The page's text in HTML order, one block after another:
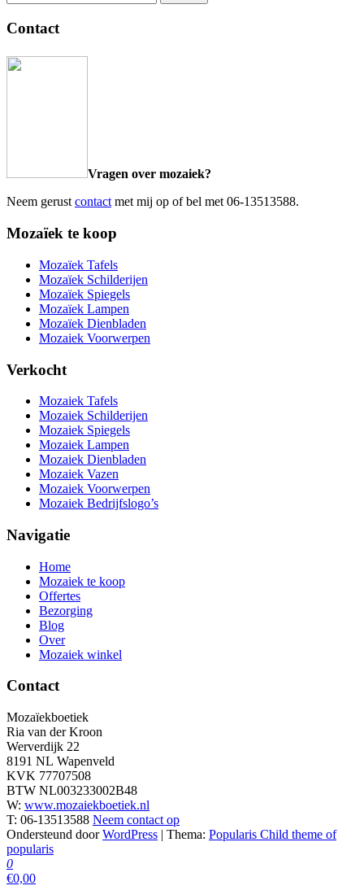
naar:
Contact
Vragen over mozaiek?
Neem gerust contact met mij op of bel met 06-13513588.
Mozaïek te koop
Mozaïek Tafels
Mozaïek Schilderijen
Mozaïek Spiegels
Mozaïek Lampen
Mozaïek Dienbladen
Mozaiek Voorwerpen
Verkocht
Mozaiek Tafels
Mozaiek Schilderijen
Mozaiek Spiegels
Mozaiek Lampen
Mozaiek Dienbladen
Mozaiek Vazen
Mozaiek Voorwerpen
Mozaiek Bedrijfslogo’s
Navigatie
Home
Mozaiek te koop
Offertes
Bezorging
Blog
Over
Mozaiek winkel
Contact
Mozaïekboetiek
Ria van der Kroon
Werverdijk 22
8191 NL Wapenveld
KVK 77707508
BTW NL003233002B48
W: www.mozaiekboetiek.nl
T: 06-13513588 Neem contact op
Ondersteund doorWordPress | Thema: Popularis Child theme of
popularis
0
€0,00